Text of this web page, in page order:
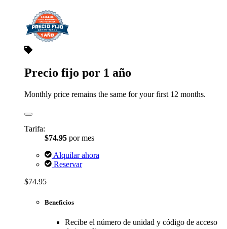
Precio fijo por 1 año
Monthly price remains the same for your first 12 months.
Tarifa:
$74.95 por mes
Alquilar ahora
Reservar
$74.95
Beneficios
Recibe el número de unidad y código de acceso